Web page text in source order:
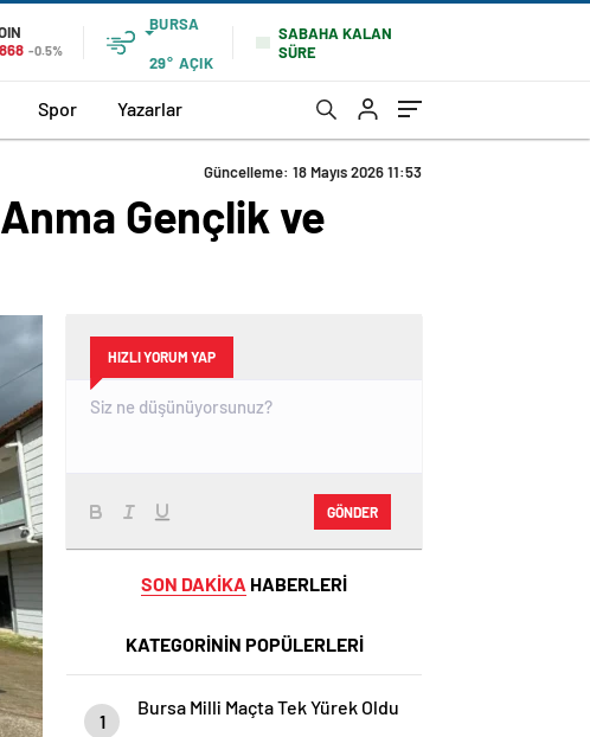
-0.5%
BURSA
29° AÇIK
SABAHA KALAN
SÜRE
Spor Yazarlar
Güncelleme: 18 Mayıs 2026 11:53
Gençlik ve
HIZLI YORUM YAP
GÖNDER
SON DAKİKA HABERLERİ
KATEGORİNİN POPÜLERLERİ
1
Bursa Milli Maçta Tek Yürek Oldu